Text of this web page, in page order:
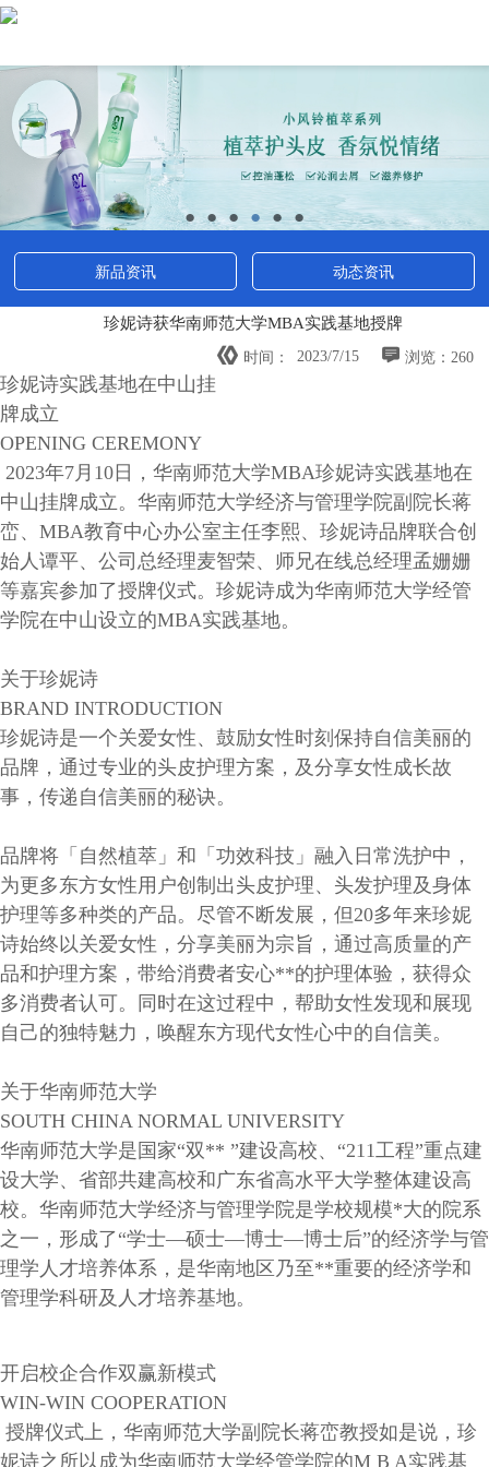
● ● ● ● ● ●
新品资讯 动态资讯
珍妮诗获华南师范大学MBA实践基地授牌
 浏览：260
 时间： 2023/7/15
珍妮诗实践基地在中山挂
牌成立
OPENING CEREMONY
2023年7月10日，华南师范大学MBA珍妮诗实践基地在
中山挂牌成立。华南师范大学经济与管理学院副院长蒋
峦、MBA教育中心办公室主任李熙、珍妮诗品牌联合创
始人谭平、公司总经理麦智荣、师兄在线总经理孟姗姗
等嘉宾参加了授牌仪式。珍妮诗成为华南师范大学经管
学院在中山设立的MBA实践基地。
关于珍妮诗
BRAND INTRODUCTION
珍妮诗是一个关爱女性、鼓励女性时刻保持自信美丽的
品牌，通过专业的头皮护理方案，及分享女性成长故
事，传递自信美丽的秘诀。
品牌将「自然植萃」和「功效科技」融入日常洗护中，
为更多东方女性用户创制出头皮护理、头发护理及身体
护理等多种类的产品。尽管不断发展，但20多年来珍妮
诗始终以关爱女性，分享美丽为宗旨，通过高质量的产
品和护理方案，带给消费者安心**的护理体验，获得众
多消费者认可。同时在这过程中，帮助女性发现和展现
自己的独特魅力，唤醒东方现代女性心中的自信美。
关于华南师范大学
SOUTH CHINA NORMAL UNIVERSITY
华南师范大学是国家“双** ”建设高校、“211工程”重点建
设大学、省部共建高校和广东省高水平大学整体建设高
校。华南师范大学经济与管理学院是学校规模*大的院系
之一，形成了“学士—硕士—博士—博士后”的经济学与管
理学人才培养体系，是华南地区乃至**重要的经济学和
管理学科研及人才培养基地。
开启校企合作双赢新模式
WIN-WIN COOPERATION
授牌仪式上，华南师范大学副院长蒋峦教授如是说，珍
妮诗之所以成为华南师范大学经管学院的M B A实践基